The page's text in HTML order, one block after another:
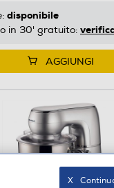
disponibile
in 30' gratuito:
AGGIUNGI
X